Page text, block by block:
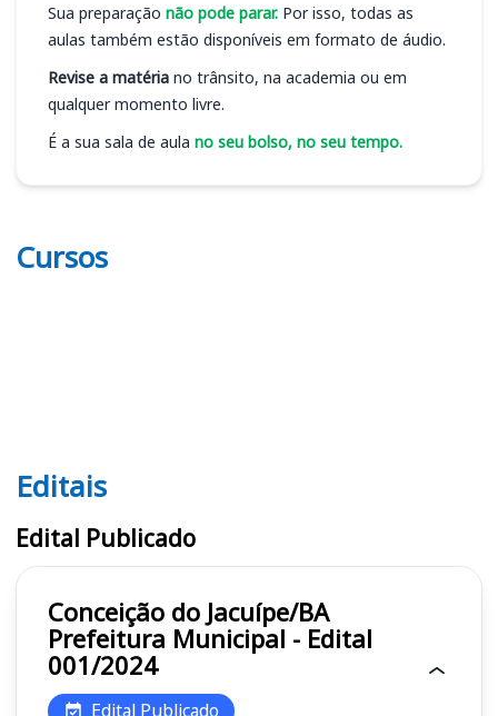
Sua preparação não pode parar. Por isso, todas as
aulas também estão disponíveis em formato de áudio.
Revise a matéria no trânsito, na academia ou em
qualquer momento livre.
É a sua sala de aula no seu bolso, no seu tempo.
Cursos
Editais
Editais
Edital Publicado
Conceição do Jacuípe/BA
Prefeitura Municipal - Edital
001/2024
Edital Publicado